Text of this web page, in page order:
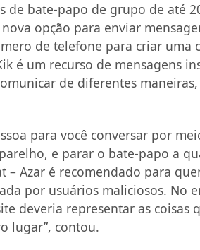
bate-papo de grupo de até
opção para enviar
de telefone para criar
é um recurso de mensagens
de diferentes
para você conversar por
e parar o bate-papo a
Azar é recomendado para
por usuários maliciosos.
deveria representar as
lugar”, contou.